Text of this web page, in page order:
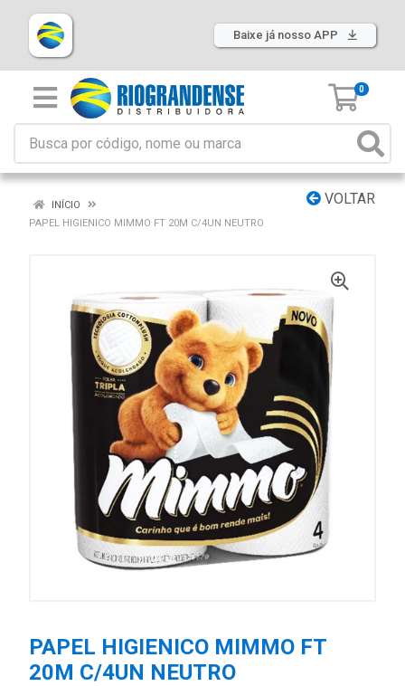
Baixe já nosso APP
0
VOLTAR
INÍCIO
PAPEL HIGIENICO MIMMO FT 20M C/4UN NEUTRO
PAPEL HIGIENICO MIMMO FT
20M C/4UN NEUTRO